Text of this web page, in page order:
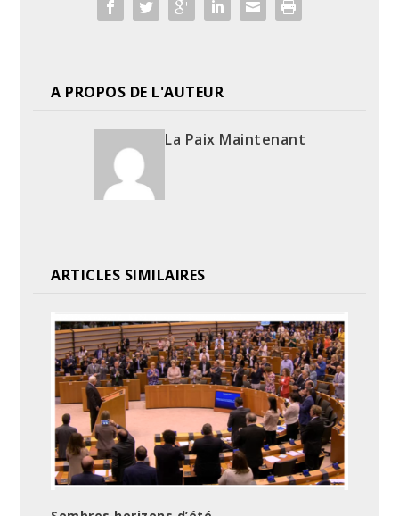
A PROPOS DE L'AUTEUR
La Paix Maintenant
ARTICLES SIMILAIRES